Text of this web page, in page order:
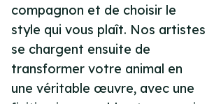
compagnon et de choisir le
style qui vous plaît. Nos artistes
se chargent ensuite de
transformer votre animal en
une véritable œuvre, avec une